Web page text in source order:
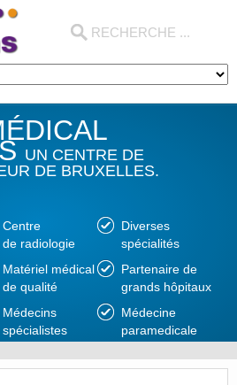
UN CENTRE DE
DE BRUXELLES.
Centre
de radiologie
Matériel médical
de qualité
Médecins
spécialistes
Diverses
spécialités
Partenaire de
grands hôpitaux
Médecine
paramedicale